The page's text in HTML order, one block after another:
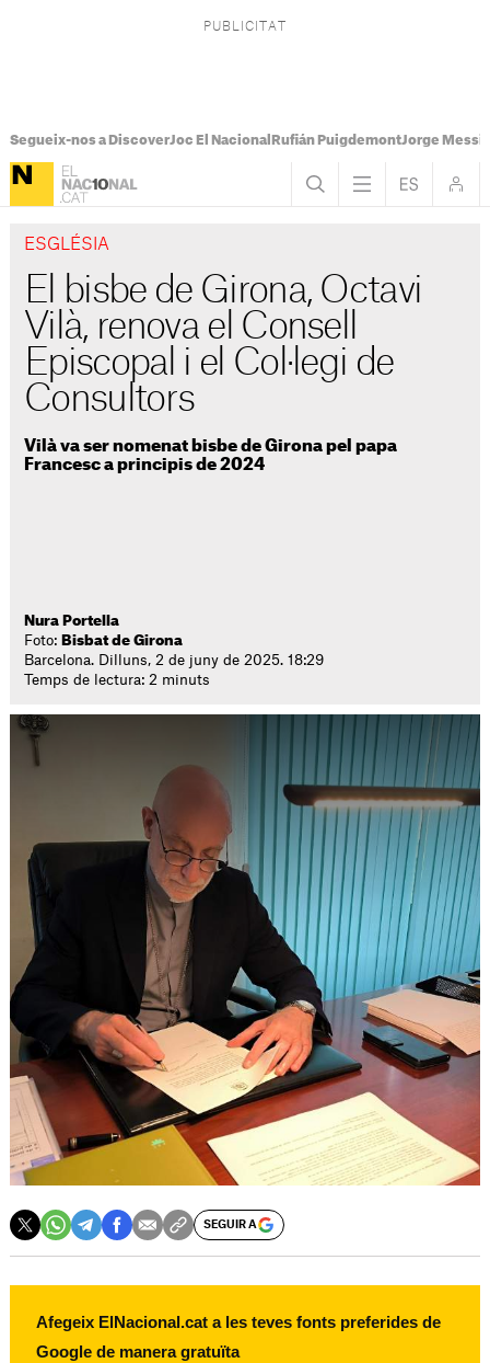
Segueix-nos a DiscoverJoc El Nacional Rufián PuigdemontJorge Messi
ESGLÉSIA
El bisbe de Girona, Octavi
Vilà, renova el Consell
Episcopal i el Col·legi de
Consultors
Vilà va ser nomenat bisbe de Girona pel papa
Francesc a principis de 2024
Nura Portella
Foto: Bisbat de Girona
Barcelona. Dilluns, 2 de juny de 2025. 18:29
Temps de lectura: 2 minuts
SEGUIR A
Afegeix ElNacional.cat a les teves fonts preferides de
Google de manera gratuïta